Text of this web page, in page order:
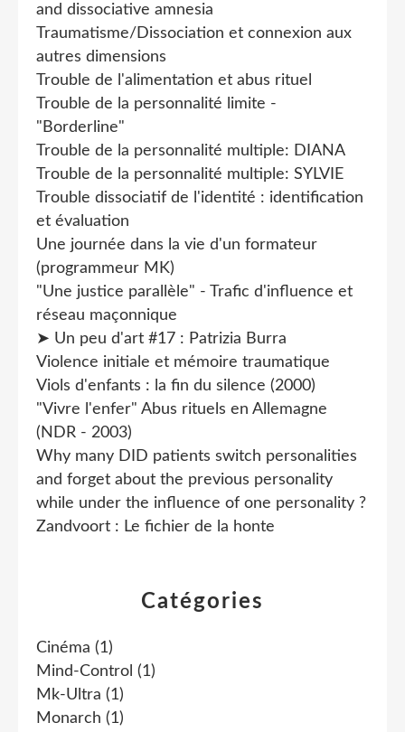
Catégories
Cinéma (1)
Mind-Control (1)
Mk-Ultra (1)
Monarch (1)
and dissociative amnesia
Traumatisme/Dissociation et connexion aux
autres dimensions
Trouble de l'alimentation et abus rituel
Trouble de la personnalité limite -
"Borderline"
Trouble de la personnalité multiple: DIANA
Trouble de la personnalité multiple: SYLVIE
Trouble dissociatif de l'identité : identification
et évaluation
Une journée dans la vie d'un formateur
(programmeur MK)
"Une justice parallèle" - Trafic d'influence et
réseau maçonnique
➤ Un peu d'art #17 : Patrizia Burra
Violence initiale et mémoire traumatique
Viols d'enfants : la fin du silence (2000)
"Vivre l'enfer" Abus rituels en Allemagne
(NDR - 2003)
Why many DID patients switch personalities
and forget about the previous personality
while under the influence of one personality ?
Zandvoort : Le fichier de la honte